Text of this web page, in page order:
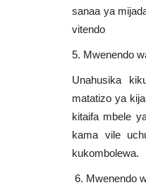
sanaa ya
vitendo
5. Mwenendo
Unahusika
matatizo ya
kitaifa mbele
kama vile
kukombolewa.
6. Mwenendo